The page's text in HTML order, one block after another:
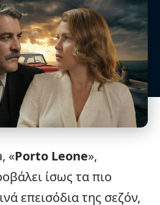
, «Porto Leone»,
ίσως τα πιο
επεισόδια της σεζόν,